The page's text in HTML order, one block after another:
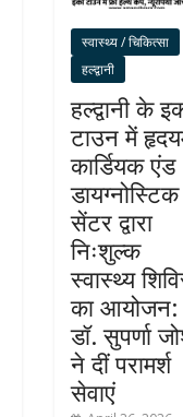
स्वास्थ्य / चिकित्सा
हल्द्वानी
हल्द्वानी के
टाउन में
कार्डियक एंड
डायग्नोस्टिक
सेंटर द्वारा
निःशुल्क
स्वास्थ्य
का आयोजन:
डॉ. सुपर्णा
ने दीं परामर्श
सेवाएं